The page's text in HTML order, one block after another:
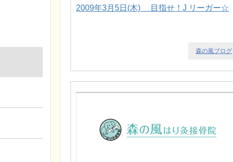
2009年3月5日(木) 目指せ！J リーガー☆
森の風ブログ